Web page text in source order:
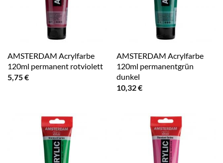
AMSTERDAM Acrylfarbe
120ml permanent rotviolett
5,75€
AMSTERDAM Acrylfarbe
120ml permanentgrün
dunkel
10,32€